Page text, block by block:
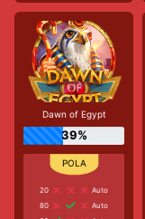
Dawn of Egypt
39%
20
Auto
80
Auto